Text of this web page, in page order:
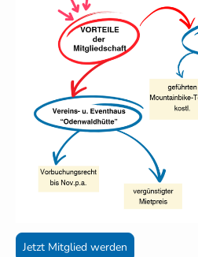
Jetzt Mitglied werden